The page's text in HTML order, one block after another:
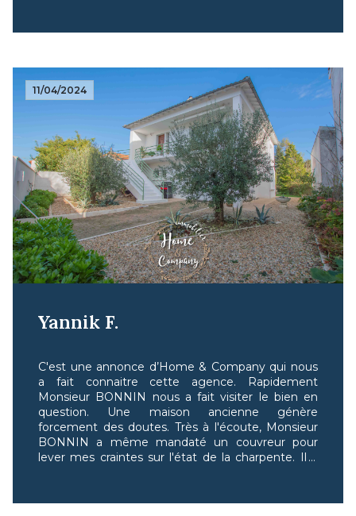
11/04/2024
Yannik F.
C'est une annonce d’Home & Company qui nous
a fait connaitre cette agence. Rapidement
Monsieur BONNIN nous a fait visiter le bien en
question. Une maison ancienne génère
forcement des doutes. Très à l'écoute, Monsieur
BONNIN a même mandaté un couvreur pour
lever mes craintes sur l'état de la charpente. Il a
commission d'agence a été très correcte .